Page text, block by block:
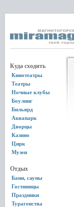
Куда сходить
Кинотеатры
Театры
Ночные клубы
Боулинг
Бильярд
Аквапарк
Дворцы
Казино
Цирк
Музеи
Отдых
Бани, сауны
Гостиницы
Праздники
Турагенства